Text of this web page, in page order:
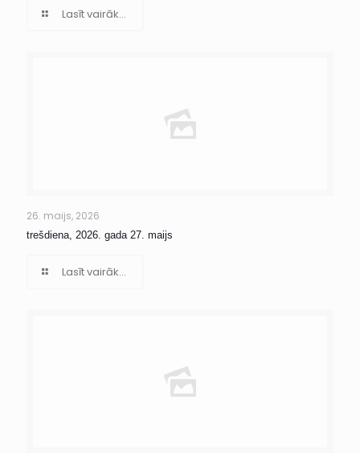
Lasīt vairāk...
26. maijs, 2026
trešdiena, 2026. gada 27. maijs
Lasīt vairāk...